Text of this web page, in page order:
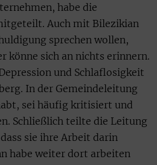
habe die
Auch mit Bilezikian
sprechen wollen,
könne sich an nichts erinnern.
und Schlaflosigkeit
In der Gemeindeleitung
sei häufig kritisiert und
Schließlich teilte die Leitung
sie ihre Arbeit darin
habe weiter dort arbeiten